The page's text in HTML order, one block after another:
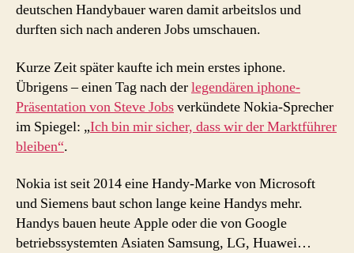
deutschen Handybauer waren damit arbeitslos und
durften sich nach anderen Jobs umschauen.
Kurze Zeit später kaufte ich mein erstes iphone.
Übrigens – einen Tag nach derlegendären iphone-
Präsentation von Steve Jobsverkündete Nokia-Sprecher
im Spiegel: „Ich bin mir sicher, dass wir der Marktführer
bleiben“.
Nokia ist seit 2014 eine Handy-Marke von Microsoft
und Siemens baut schon lange keine Handys mehr.
Handys bauen heute Apple oder die von Google
betriebssystemten Asiaten Samsung, LG, Huawei…